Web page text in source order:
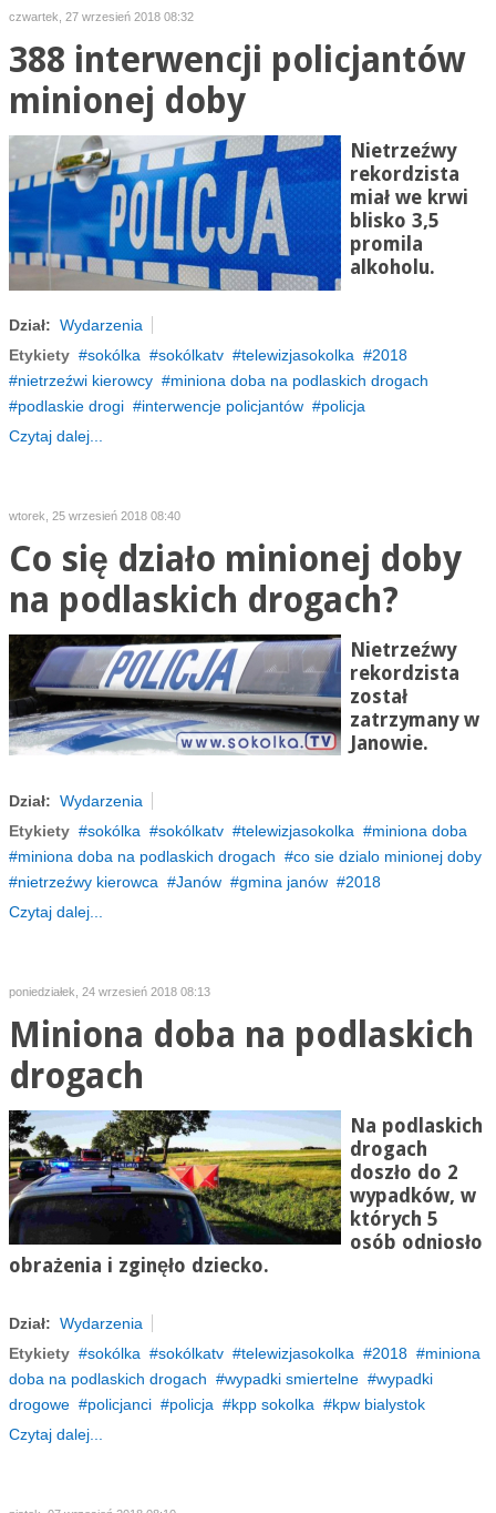
czwartek, 27 wrzesień 2018 08:32
388 interwencji policjantów
minionej doby
Nietrzeźwy
rekordzista
miał we krwi
blisko 3,5
promila
alkoholu.
Dział: Wydarzenia
Etykiety
sokólka sokólkatv telewizjasokolka
2018
nietrzeźwi kierowcy
miniona doba na podlaskich drogach
podlaskie drogi
interwencje policjantów
policja
Czytaj dalej...
wtorek, 25 wrzesień 2018 08:40
Co się działo minionej doby
na podlaskich drogach?
Nietrzeźwy
rekordzista
został
zatrzymany w
Janowie.
Dział: Wydarzenia
Etykiety
sokólka sokólkatv telewizjasokolka
miniona doba
miniona doba na podlaskich drogach
co sie dzialo minionej doby
nietrzeźwy kierowca
Janów gmina janów
2018
Czytaj dalej...
poniedziałek, 24 wrzesień 2018 08:13
Miniona doba na podlaskich
drogach
Na podlaskich
drogach
doszło do 2
wypadków, w
których 5
osób odniosło
obrażenia i zginęło dziecko.
Dział: Wydarzenia
Etykiety
sokólka sokólkatv telewizjasokolka 2018
miniona
doba na podlaskich drogach
wypadki smiertelne
wypadki
drogowe
policjanci policja kpp sokolka
kpw bialystok
Czytaj dalej...